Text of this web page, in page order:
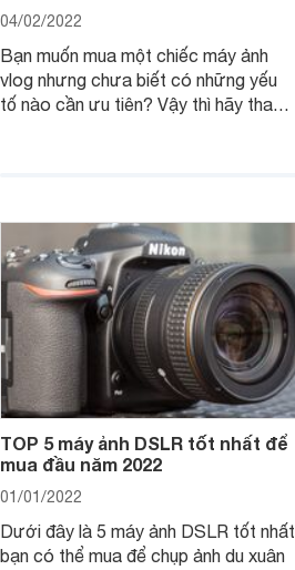
04/02/2022
Bạn muốn mua một chiếc máy ảnh
vlog nhưng chưa biết có những yếu
tố nào cần ưu tiên? Vậy thì hãy tham
TOP 5 máy ảnh DSLR tốt nhất để
mua đầu năm 2022
01/01/2022
Dưới đây là 5 máy ảnh DSLR tốt nhất
bạn có thể mua để chụp ảnh du xuân